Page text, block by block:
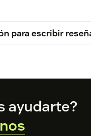
para escribir
ayudarte?